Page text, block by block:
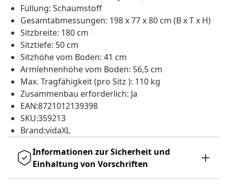
Füllung: Schaumstoff
Gesamtabmessungen: 198 x 77 x 80 cm (B x T x H)
Sitzbreite: 180 cm
Sitztiefe: 50 cm
Sitzhöhe vom Boden: 41 cm
Armlehnenhöhe vom Boden: 56,5 cm
Max. Tragfähigkeit (pro Sitz ): 110 kg
Zusammenbau erforderlich: Ja
EAN:8721012139398
SKU:359213
Brand:vidaXL
Informationen zur Sicherheit und
Einhaltung von Vorschriften